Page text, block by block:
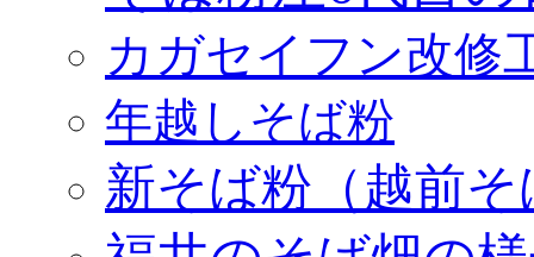
カガセイフン改修
年越しそば粉
新そば粉（越前そ